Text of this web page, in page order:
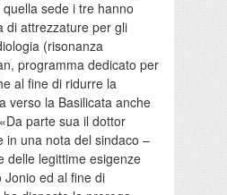
sede i tre hanno
di attrezzature per gli
(risonanza
programma dedicato per
al fine di ridurre la
verso la Basilicata anche
parte sua il dottor
in una nota del sindaco –
delle legittime esigenze
Jonio ed al fine di